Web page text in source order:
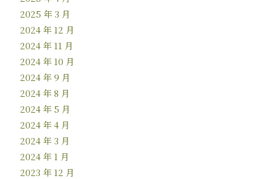
2025 年 3 月
2024 年 12 月
2024 年 11 月
2024 年 10 月
2024 年 9 月
2024 年 8 月
2024 年 5 月
2024 年 4 月
2024 年 3 月
2024 年 1 月
2023 年 12 月